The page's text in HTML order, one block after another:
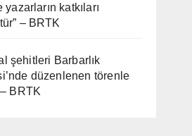
yazarların katkıları
– BRTK
şehitleri Barbarlık
düzenlenen törenle
– BRTK